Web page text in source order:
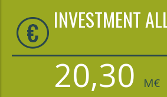
INVESTMENT
20,30 M€